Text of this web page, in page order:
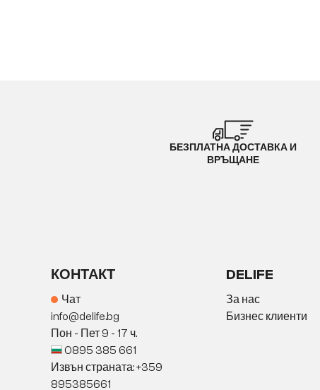
БЕЗПЛАТНА ДОСТАВКА И
ВРЪЩАНЕ
КОНТАКТ
Чат
info@delife.bg
Пон - Пет 9 - 17 ч.
0895 385 661
Извън страната: +359
895385661
DELIFE
За нас
Бизнес клиенти